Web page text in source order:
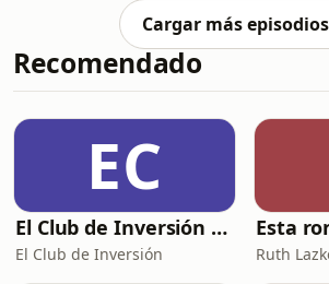
coleando. ESCUCHA TODOS LOS
EPISODIOS DE NUESTRO
PODCAST: https://
Cargar más episodios
Recomendado
EC
El Club de Inversión podcast
El Club de Inversión Ruth